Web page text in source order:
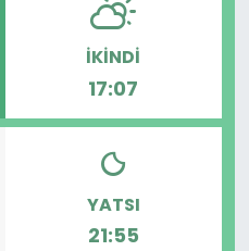
İKINDI
17:07
YATSI
21:55